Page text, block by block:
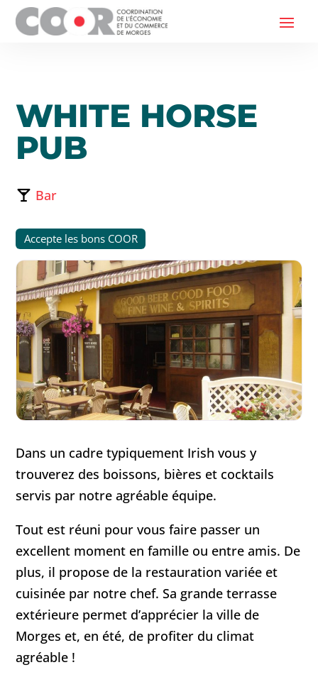
WHITE HORSE
PUB
Bar
Accepte les bons COOR
Dans un cadre typiquement Irish vous y
trouverez des boissons, bières et cocktails
servis par notre agréable équipe.
Tout est réuni pour vous faire passer un
excellent moment en famille ou entre amis. De
plus, il propose de la restauration variée et
cuisinée par notre chef. Sa grande terrasse
extérieure permet d’apprécier la ville de
Morges et, en été, de profiter du climat
agréable !